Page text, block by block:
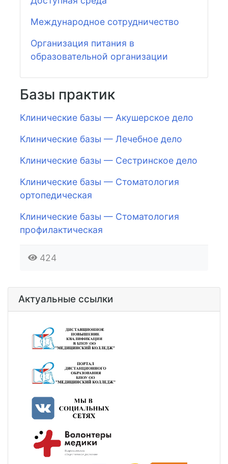
Базы практик
Клинические базы — Акушерское дело
Клинические базы — Лечебное дело
Клинические базы — Сестринское дело
Клинические базы — Стоматология
ортопедическая
Клинические базы — Стоматология
профилактическая
424
Международное сотрудничество
Организация питания в
образовательной организации
Актуальные ссылки